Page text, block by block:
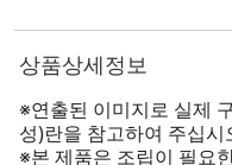
상품상세정보
※연출된 이미지로 실제
성)란을 참고하여 주십시
※본 제품은 조립이 필요